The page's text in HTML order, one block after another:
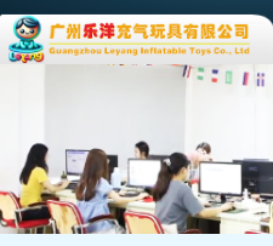
网
新
招聘